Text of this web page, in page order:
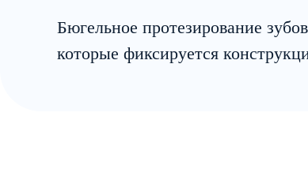
Бюгельное протезирование
которые фиксируется